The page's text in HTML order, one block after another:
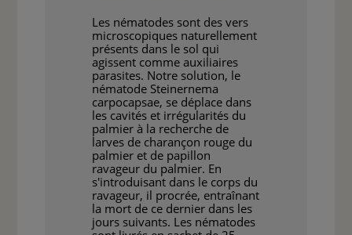
Les nématodes sont des vers
microscopiques naturellement
présents dans le sol qui
agissent comme auxiliaires
parasites. Notre solution, le
nématode Steinernema
carpocapsae, se déplace dans
les cavités et irrégularités du
palmier à la recherche de
larves de charançon rouge du
palmier et de papillon
ravageur du palmier. En
s'introduisant dans le corps du
ravageur, il procrée, entraînant
la mort de ce dernier dans les
jours suivants. Les nématodes